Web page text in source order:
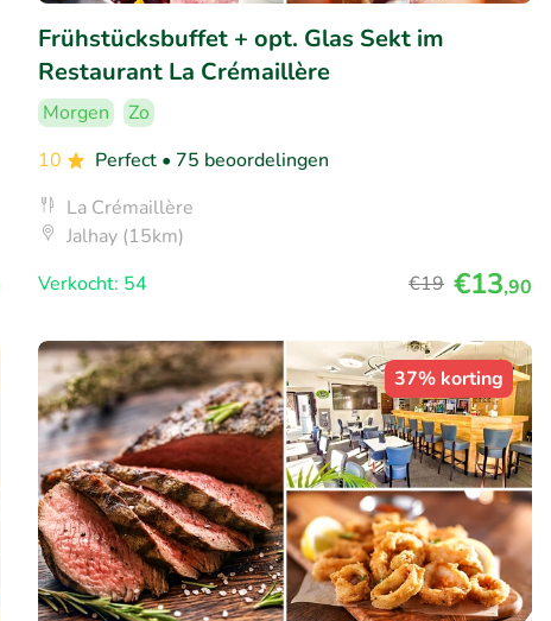
Frühstücksbuffet + opt. Glas Sekt im
Restaurant La Crémaillère
Morgen
Zo
10
Perfect • 75 beoordelingen
La Crémaillère
Jalhay (15km)
Verkocht: 54
€19 €13,90
37% korting